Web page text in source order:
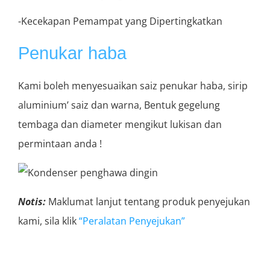
-Kecekapan Pemampat yang Dipertingkatkan
Penukar haba
Kami boleh menyesuaikan saiz penukar haba, sirip
aluminium’ saiz dan warna, Bentuk gegelung
tembaga dan diameter mengikut lukisan dan
permintaan anda !
Notis: Maklumat lanjut tentang produk penyejukan
kami, sila klik“Peralatan Penyejukan”